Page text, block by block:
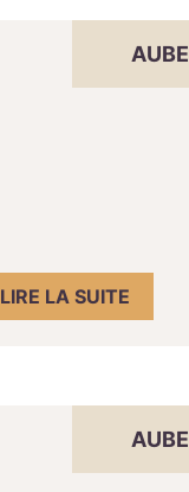
AUBE
LIRE LA SUITE
AUBE